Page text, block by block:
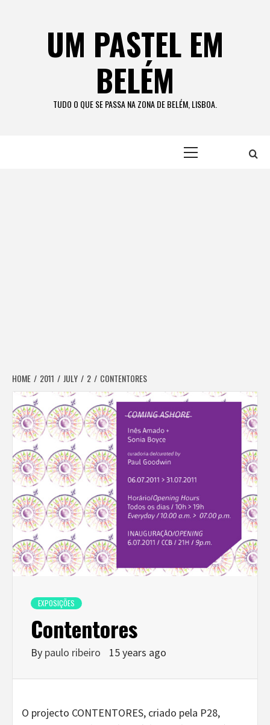
UM PASTEL EM
BELÉM
TUDO O QUE SE PASSA NA ZONA DE BELÉM, LISBOA.
HOME 2011 JULY 2 CONTENTORES
EXPOSIÇÕES
Contentores
By paulo ribeiro 15 years ago
O projecto CONTENTORES, criado pela P28,